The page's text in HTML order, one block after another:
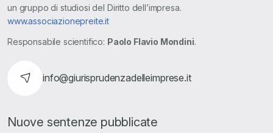
un gruppo di studiosi del Diritto dell’impresa.
www.associazionepreite.it
Responsabile scientifico: Paolo Flavio Mondini.
info@giurisprudenzadelleimprese.it
Nuove sentenze pubblicate